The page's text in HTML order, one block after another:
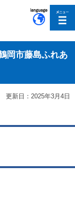
岡市藤島ふれあ
更新日：2025年3月4日